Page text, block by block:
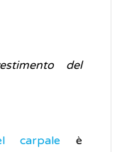
del
carpale è